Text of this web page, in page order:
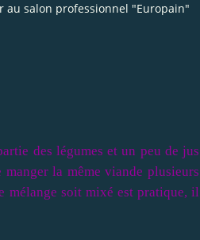
salon professionnel "Europain"
des légumes et un peu de jus
la même viande plusieurs
mélange soit mixé est pratique, il